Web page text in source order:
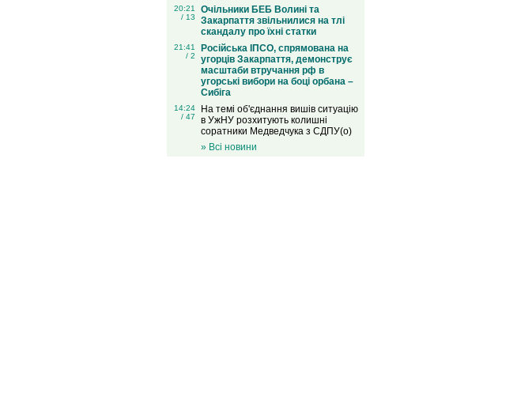
20:21
/ 13
Очільники БЕБ Волині та
Закарпаття звільнилися на тлі
скандалу про їхні статки
21:41
/ 2
Російська ІПСО, спрямована на
угорців Закарпаття, демонструє
масштаби втручання рф в
угорські вибори на боці орбана –
Сибіга
14:24
/ 47
На темі об'єднання вишів ситуацію
в УжНУ розхитують колишні
соратники Медведчука з СДПУ(о)
» Всі новини